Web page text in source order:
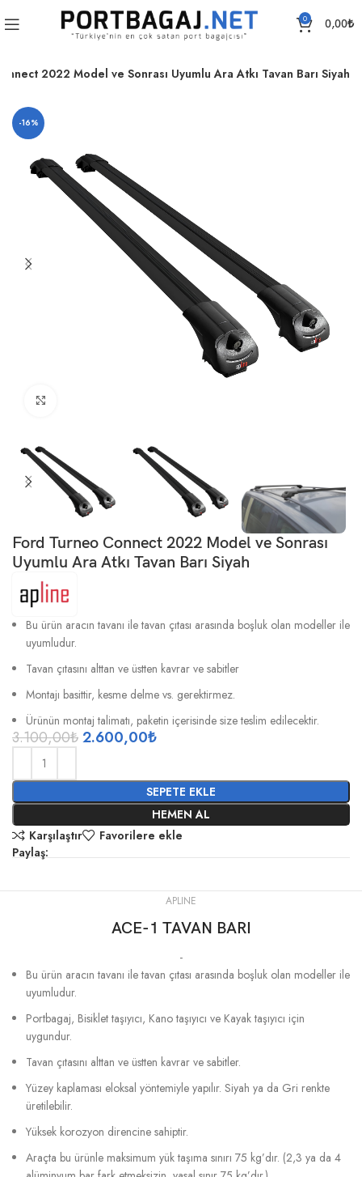
0 0,00₺
2022 Model ve Sonrası Uyumlu Ara Atkı Tavan Barı Siyah
-16%
Ford Turneo Connect 2022 Model ve Sonrası
Uyumlu Ara Atkı Tavan Barı Siyah
Bu ürün aracın tavanı ile tavan çıtası arasında boşluk olan modeller ile
uyumludur.
Tavan çıtasını alttan ve üstten kavrar ve sabitler
Montajı basittir, kesme delme vs. gerektirmez.
Ürünün montaj talimatı, paketin içerisinde size teslim edilecektir.
3.100,00₺2.600,00₺
SEPETE EKLE
HEMEN AL
Karşılaştır
Favorilere ekle
Paylaş:
APLINE
ACE-1 TAVAN BARI
-
Bu ürün aracın tavanı ile tavan çıtası arasında boşluk olan modeller ile
uyumludur.
Portbagaj, Bisiklet taşıyıcı, Kano taşıyıcı ve Kayak taşıyıcı için
uygundur.
Tavan çıtasını alttan ve üstten kavrar ve sabitler.
Yüzey kaplaması eloksal yöntemiyle yapılır. Siyah ya da Gri renkte
üretilebilir.
Yüksek korozyon direncine sahiptir.
Araçta bu ürünle maksimum yük taşıma sınırı 75 kg’dır. (2,3 ya da 4